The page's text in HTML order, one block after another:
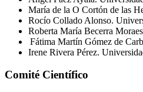
María de la O Cortón de las
Rocío Collado Alonso.
Roberta María Becerra Moraes
Fátima Martín Gómez de
Irene Rivera Pérez.
Comité Científico